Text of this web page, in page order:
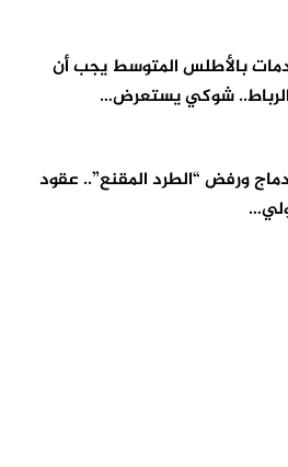
بالأطلس المتوسط يجب أن
شوكي يستعرض…
ورفض “الطرد المقنع”.. عقود